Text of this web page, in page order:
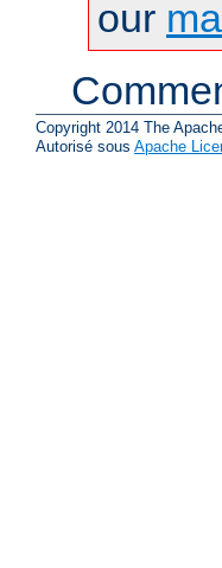
our
Copyright 2014 The
Autorisé sous Apache